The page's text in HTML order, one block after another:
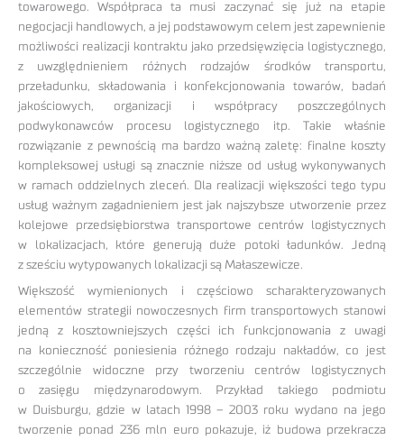
towarowego. Współpraca ta musi zaczynać się już na etapie
negocjacji handlowych, a jej podstawowym celem jest zapewnienie
możliwości realizacji kontraktu jako przedsięwzięcia logistycznego,
z uwzględnieniem różnych rodzajów środków transportu,
przeładunku, składowania i konfekcjonowania towarów, badań
jakościowych, organizacji i współpracy poszczególnych
podwykonawców procesu logistycznego itp. Takie właśnie
rozwiązanie z pewnością ma bardzo ważną zaletę: finalne koszty
kompleksowej usługi są znacznie niższe od usług wykonywanych
w ramach oddzielnych zleceń. Dla realizacji większości tego typu
usług ważnym zagadnieniem jest jak najszybsze utworzenie przez
kolejowe przedsiębiorstwa transportowe centrów logistycznych
w lokalizacjach, które generują duże potoki ładunków. Jedną
z sześciu wytypowanych lokalizacji są Małaszewicze.
Większość wymienionych i częściowo scharakteryzowanych
elementów strategii nowoczesnych firm transportowych stanowi
jedną z kosztowniejszych części ich funkcjonowania z uwagi
na konieczność poniesienia różnego rodzaju nakładów, co jest
szczególnie widoczne przy tworzeniu centrów logistycznych
o zasięgu międzynarodowym. Przykład takiego podmiotu
w Duisburgu, gdzie w latach 1998 – 2003 roku wydano na jego
tworzenie ponad 236 mln euro pokazuje, iż budowa przekracza